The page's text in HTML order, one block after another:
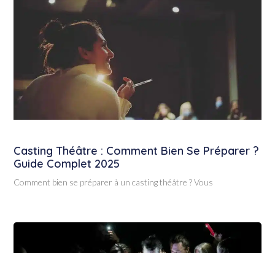
Casting Théâtre : Comment Bien Se Préparer ?
Guide Complet 2025
Comment bien se préparer à un casting théâtre ? Vous